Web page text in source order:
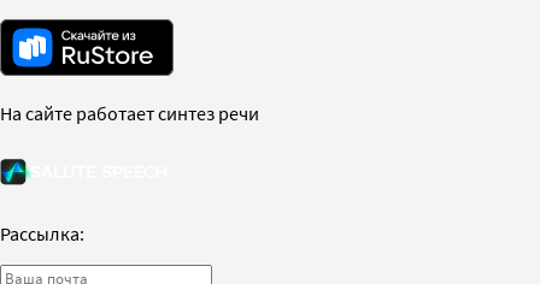
На сайте работает синтез речи
Рассылка: